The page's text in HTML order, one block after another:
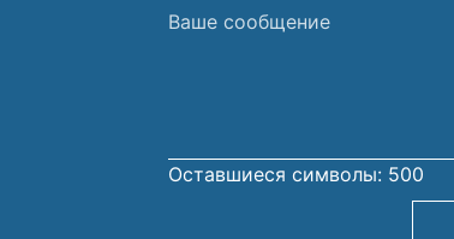
Ваше
Оставшиеся символы: 500